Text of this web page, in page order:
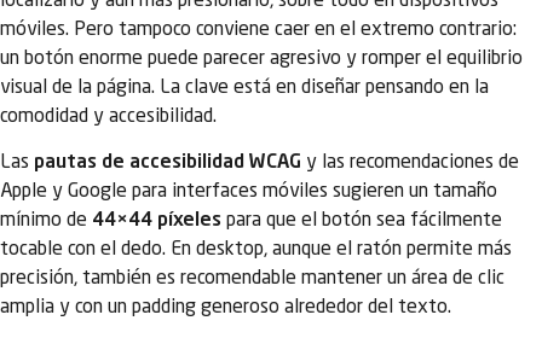
móviles. Pero tampoco conviene caer en el extremo contrario:
un botón enorme puede parecer agresivo y romper el equilibrio
visual de la página. La clave está en diseñar pensando en la
comodidad y accesibilidad.
Las pautas de accesibilidad WCAG y las recomendaciones de
Apple y Google para interfaces móviles sugieren un tamaño
mínimo de 44×44 píxeles para que el botón sea fácilmente
tocable con el dedo. En desktop, aunque el ratón permite más
precisión, también es recomendable mantener un área de clic
amplia y con un padding generoso alrededor del texto.